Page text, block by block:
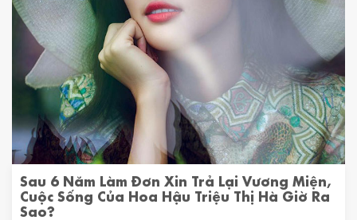
Sau 6 Năm Làm Đơn Xin Trả Lại Vương Miện,
Cuộc Sống Của Hoa Hậu Triệu Thị Hà Giờ Ra
Sao?